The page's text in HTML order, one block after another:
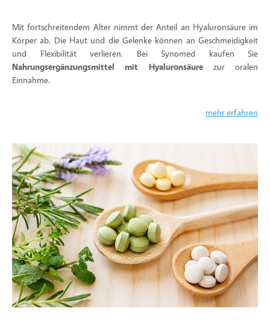
Mit fortschreitendem Alter nimmt der Anteil an Hyaluronsäure im
Körper ab. Die Haut und die Gelenke können an Geschmeidigkeit
und Flexibilität verlieren. Bei Synomed kaufen Sie
Nahrungsergänzungsmittel mit Hyaluronsäurezur oralen
Einnahme.
mehr erfahren